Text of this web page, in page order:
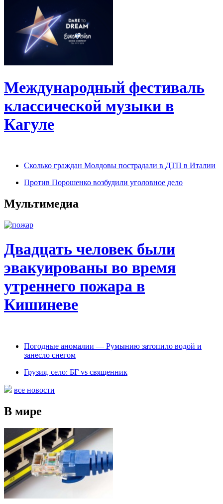
Международный фестиваль
классической музыки в
Кагуле
Сколько граждан Молдовы пострадали в ДТП в Италии
Против Порошенко возбудили уголовное дело
Мультимедиа
Двадцать человек были
эвакуированы во время
утреннего пожара в
Кишиневе
Погодные аномалии — Румынию затопило водой и
занесло снегом
Грузия, село: БГ vs священник
все новости
В мире